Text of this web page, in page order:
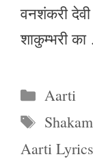
वनशंकरी देवी
शाकुम्भरी
Aarti
Tags
Aarti Lyrics